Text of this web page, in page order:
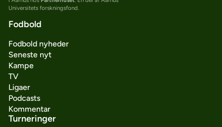
Universitets forskningsfond.
Fodbold
Fodbold nyheder
Seneste nyt
Kampe
TV
Ligaer
Podcasts
Kommentar
Turneringer